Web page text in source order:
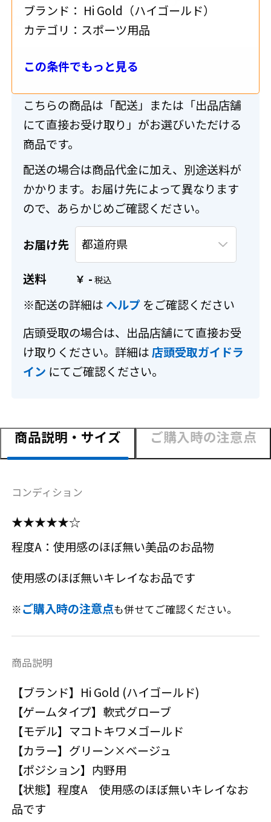
ブランド： Hi Gold（ハイゴールド）
カテゴリ： スポーツ用品
この条件でもっと見る
追加する
送料・配送について
こちらの商品は「配送」または「出品店舗
にて直接お受け取り」がお選びいただける
商品です。
配送の場合は商品代金に加え、別途送料が
かかります。お届け先によって異なります
ので、あらかじめご確認ください。
お届け先
送料 ￥ -
※配送の詳細は ヘルプ をご確認ください
店頭受取の場合は、出品店舗にて直接お受
け取りください。詳細は店頭受取ガイドラ
イン にてご確認ください。
商品説明・サイズ ご購入時の注意点
コンディション
★★★★★☆
程度A：使用感のほぼ無い美品のお品物
使用感のほぼ無いキレイなお品です
※ご購入時の注意点も併せてご確認ください。
商品説明
【ブランド】Hi Gold (ハイゴールド)
【ゲームタイプ】軟式グローブ
【モデル】マコトキワメゴールド
【カラー】グリーン×ベージュ
【ポジション】内野用
【状態】程度A 使用感のほぼ無いキレイなお
品です